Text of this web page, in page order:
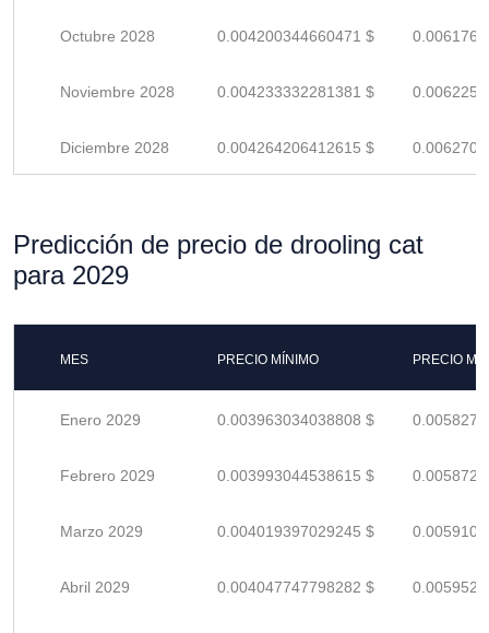
Octubre 2028 0.004200344660471 $
Noviembre 2028 0.004233332281381 $
Diciembre 2028 0.004264206412615 $
Predicción de precio de drooling cat
para 2029
MES PRECIO MÍNIMO PRECIO
Enero 2029 0.003963034038808 $
Febrero 2029 0.003993044538615 $
Marzo 2029 0.004019397029245 $
Abril 2029 0.004047747798282 $